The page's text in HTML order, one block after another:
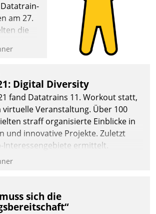
am 27.
die
und -Digital Diversity
fand Datatrains 11. Workout statt,
virtuelle Veranstaltung. Über 100
straff organisierte Einblicke in
und innovative Projekte. Zuletzt
Interessengebiete ermittelt.
sich die